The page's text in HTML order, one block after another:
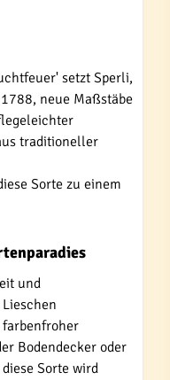
setzt Sperli,
neue Maßstäbe
traditioneller
Sorte zu einem
und
farbenfroher
Bodendecker oder
Sorte wird